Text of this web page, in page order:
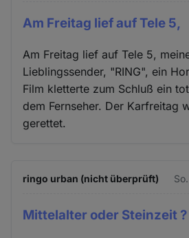
Am Freitag lief auf Tele 5,
Am Freitag lief auf Tele 5,
Lieblingssender, "RING", ein
Film kletterte zum Schluß ein
dem Fernseher. Der Karfreitag
gerettet.
ringo urban (nicht überprüft)
Mittelalter oder Steinzeit ?